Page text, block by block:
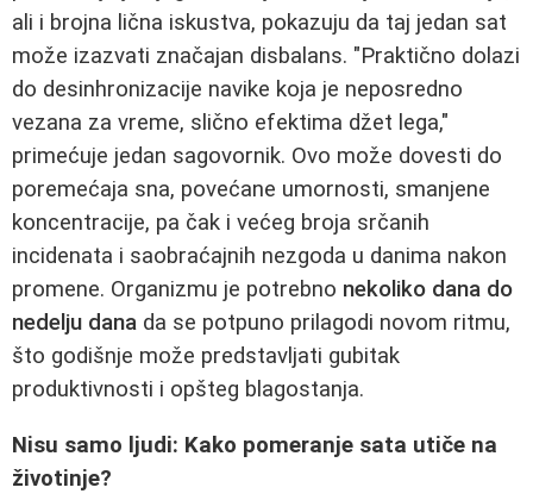
ali i brojna lična iskustva, pokazuju da taj jedan sat
može izazvati značajan disbalans. "Praktično dolazi
do desinhronizacije navike koja je neposredno
vezana za vreme, slično efektima džet lega,"
primećuje jedan sagovornik. Ovo može dovesti do
poremećaja sna, povećane umornosti, smanjene
koncentracije, pa čak i većeg broja srčanih
incidenata i saobraćajnih nezgoda u danima nakon
promene. Organizmu je potrebno nekoliko dana do
nedelju dana da se potpuno prilagodi novom ritmu,
što godišnje može predstavljati gubitak
produktivnosti i opšteg blagostanja.
Nisu samo ljudi: Kako pomeranje sata utiče na
životinje?